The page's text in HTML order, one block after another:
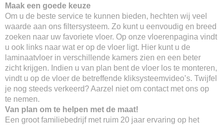
Maak een goede keuze
Om u de beste service te kunnen bieden, hechten wij veel
waarde aan ons filtersysteem. Zo kunt u eenvoudig en breed
zoeken naar uw favoriete vloer. Op onze vloerenpagina vindt
u ook links naar wat er op de vloer ligt. Hier kunt u de
laminaatvloer in verschillende kamers zien en een beter
zicht krijgen. Indien u van plan bent de vloer los te monteren,
vindt u op de vloer de betreffende kliksysteemvideo’s. Twijfel
je nog steeds verkeerd? Aarzel niet om contact met ons op
te nemen.
Van plan om te helpen met de maat!
Een groot familiebedrijf met ruim 20 jaar ervaring op het